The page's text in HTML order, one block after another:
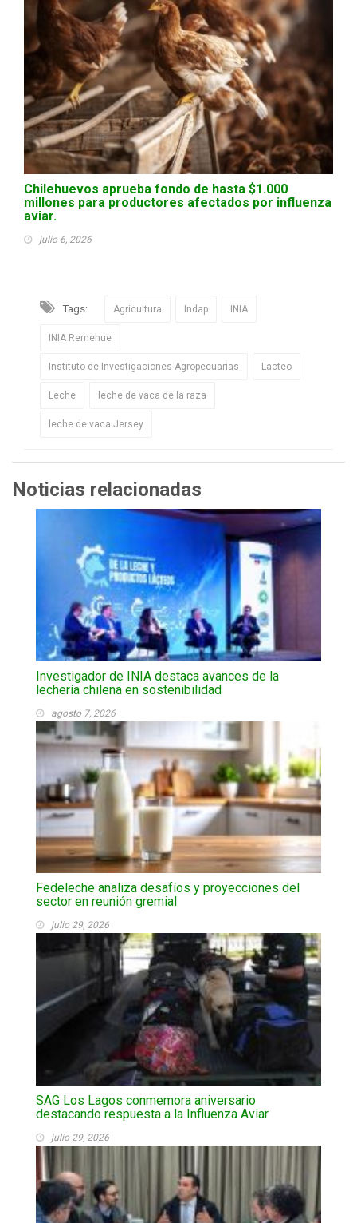
Chilehuevos aprueba fondo de hasta $1.000
millones para productores afectados por influenza
aviar.
julio 6, 2026
Tags: Agricultura Indap INIA
INIA Remehue
Instituto de Investigaciones Agropecuarias Lacteo
Leche leche de vaca de la raza
leche de vaca Jersey
Noticias relacionadas
Investigador de INIA destaca avances de la
lechería chilena en sostenibilidad
agosto 7, 2026
Fedeleche analiza desafíos y proyecciones del
sector en reunión gremial
julio 29, 2026
SAG Los Lagos conmemora aniversario
destacando respuesta a la Influenza Aviar
julio 29, 2026